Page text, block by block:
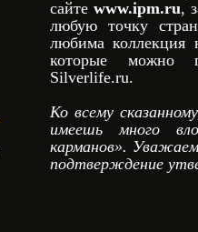
сайте www.ipm.ru,
любую точку
любима коллекция
которые можно
Silverlife.ru.
Ко всему
имеешь много
карманов».
подтверждение